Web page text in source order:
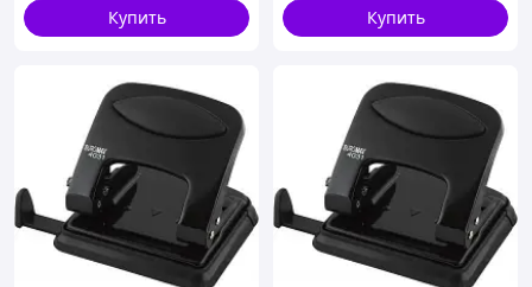
Купить
Купить